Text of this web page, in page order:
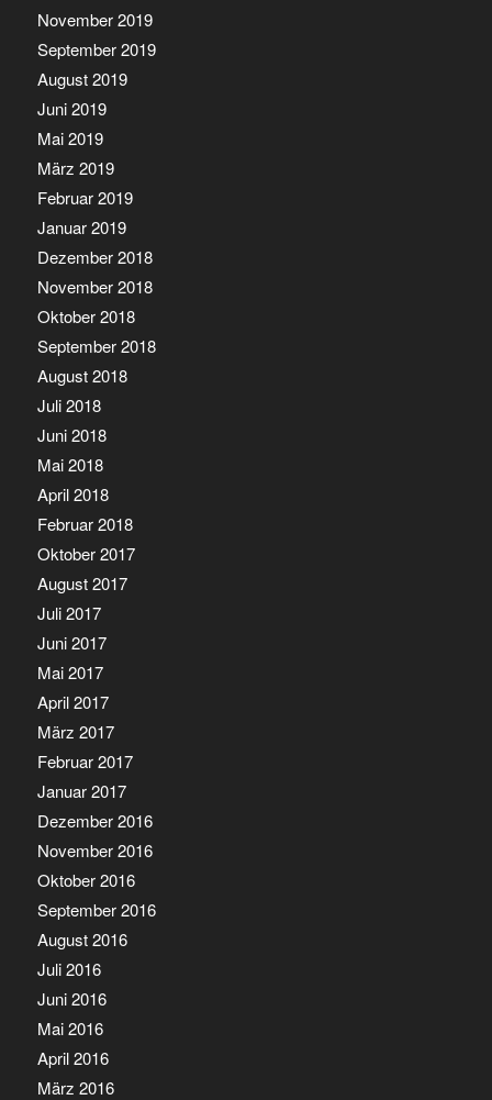
November 2019
September 2019
August 2019
Juni 2019
Mai 2019
März 2019
Februar 2019
Januar 2019
Dezember 2018
November 2018
Oktober 2018
September 2018
August 2018
Juli 2018
Juni 2018
Mai 2018
April 2018
Februar 2018
Oktober 2017
August 2017
Juli 2017
Juni 2017
Mai 2017
April 2017
März 2017
Februar 2017
Januar 2017
Dezember 2016
November 2016
Oktober 2016
September 2016
August 2016
Juli 2016
Juni 2016
Mai 2016
April 2016
März 2016